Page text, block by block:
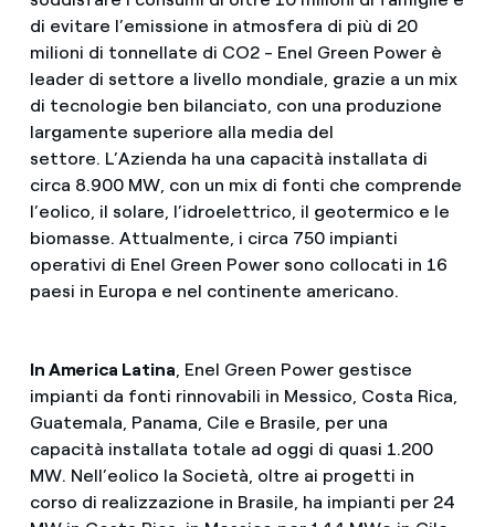
di evitare l’emissione in atmosfera di più di 20
milioni di tonnellate di CO2 - Enel Green Power è
leader di settore a livello mondiale, grazie a un mix
di tecnologie ben bilanciato, con una produzione
largamente superiore alla media del
settore. L’Azienda ha una capacità installata di
circa 8.900 MW, con un mix di fonti che comprende
l’eolico, il solare, l’idroelettrico, il geotermico e le
biomasse. Attualmente, i circa 750 impianti
operativi di Enel Green Power sono collocati in 16
paesi in Europa e nel continente americano.
In America Latina , Enel Green Power gestisce
impianti da fonti rinnovabili in Messico, Costa Rica,
Guatemala, Panama, Cile e Brasile, per una
capacità installata totale ad oggi di quasi 1.200
MW. Nell’eolico la Società, oltre ai progetti in
corso di realizzazione in Brasile, ha impianti per 24